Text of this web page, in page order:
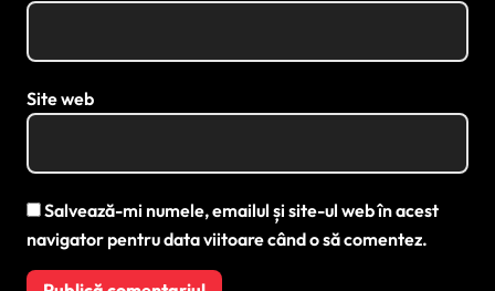
Site web
Salvează-mi numele, emailul și site-ul web în acest
navigator pentru data viitoare când o să comentez.